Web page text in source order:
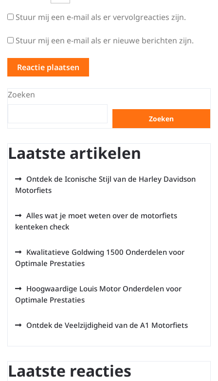
Stuur mij een e-mail als er vervolgreacties zijn.
Stuur mij een e-mail als er nieuwe berichten zijn.
Zoeken
Zoeken
Laatste artikelen
Ontdek de Iconische Stijl van de Harley Davidson
Motorfiets
Alles wat je moet weten over de motorfiets
kenteken check
Kwalitatieve Goldwing 1500 Onderdelen voor
Optimale Prestaties
Hoogwaardige Louis Motor Onderdelen voor
Optimale Prestaties
Ontdek de Veelzijdigheid van de A1 Motorfiets
Laatste reacties